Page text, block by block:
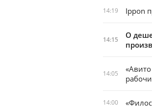
14:19 Ippon
14:15
О
14:05
14:00